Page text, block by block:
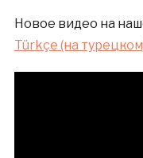
Новое видео на
Türkçe (на